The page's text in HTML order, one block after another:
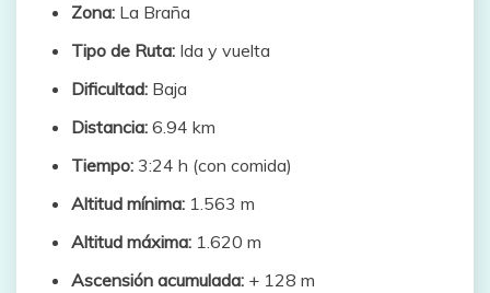
Zona: La Braña
Tipo de Ruta: Ida y vuelta
Dificultad: Baja
Distancia: 6.94 km
Tiempo: 3:24 h (con comida)
Altitud mínima: 1.563 m
Altitud máxima: 1.620 m
Ascensión acumulada: + 128 m